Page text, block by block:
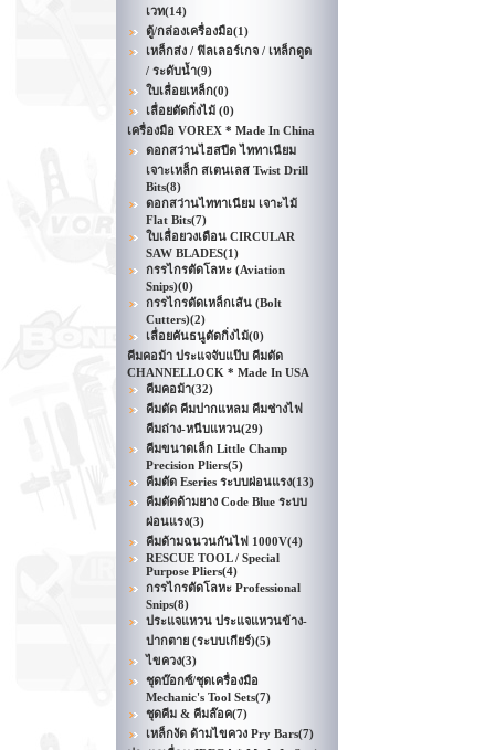
เวท(14)
ตู้/กล่องเครื่องมือ(1)
เหล็กส่ง / ฟิลเลอร์เกจ / เหล็กดูด
/ ระดับน้ำ(9)
ใบเลื่อยเหล็ก(0)
เลื่อยตัดกิ่งไม้ (0)
เครื่องมือ VOREX * Made In China
ดอกสว่านไฮสปีด ไททาเนียม
เจาะเหล็ก สเตนเลส Twist Drill
Bits(8)
ดอกสว่านไททาเนียม เจาะไม้
Flat Bits(7)
ใบเลื่อยวงเดือน CIRCULAR
SAW BLADES(1)
กรรไกรตัดโลหะ (Aviation
Snips)(0)
กรรไกรตัดเหล็กเส้น (Bolt
Cutters)(2)
เลื่อยคันธนูตัดกิ่งไม้(0)
คีมคอม้า ประแจจับแป๊บ คีมตัด
CHANNELLOCK * Made In USA
คีมคอม้า(32)
คีมตัด คีมปากแหลม คีมช่างไฟ
คีมถ่าง-หนีบแหวน(29)
คีมขนาดเล็ก Little Champ
Precision Pliers(5)
คีมตัด Eseries ระบบผ่อนแรง(13)
คีมตัดด้ามยาง Code Blue ระบบ
ผ่อนแรง(3)
คีมด้ามฉนวนกันไฟ 1000V(4)
RESCUE TOOL / Special
Purpose Pliers(4)
กรรไกรตัดโลหะ Professional
Snips(8)
ประแจแหวน ประแจแหวนข้าง-
ปากตาย (ระบบเกียร์)(5)
ไขควง(3)
ชุดบ๊อกซ์/ชุดเครื่องมือ
Mechanic's Tool Sets(7)
ชุดคีม & คีมล๊อค(7)
เหล็กงัด ด้ามไขควง Pry Bars(7)